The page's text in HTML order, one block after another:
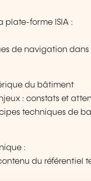
plate-forme ISIA :
de navigation dans
du bâtiment
: constats et
techniques de
:
du référentiel